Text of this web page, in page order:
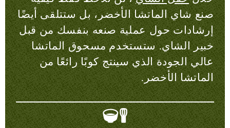
صنع شاي الماتشا الأخضر، بل ستتلقى أيضًا
إرشادات حول عملية صنعه بنفسك من قبل
خبير الشاي. ستستخدم مسحوق الماتشا
عالي الجودة الذي سينتج كوبًا رائعًا من
الماتشا الأخضر.